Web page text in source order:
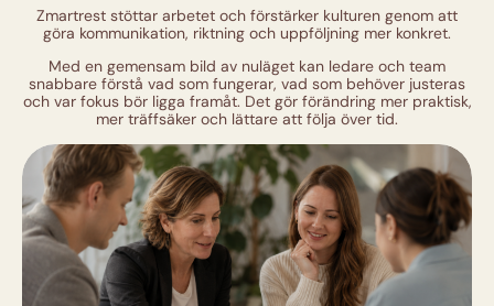
Zmartrest stöttar arbetet och förstärker kulturen genom att
göra kommunikation, riktning och uppföljning mer konkret.
Med en gemensam bild av nuläget kan ledare och team
snabbare förstå vad som fungerar, vad som behöver justeras
och var fokus bör ligga framåt. Det gör förändring mer praktisk,
mer träffsäker och lättare att följa över tid.